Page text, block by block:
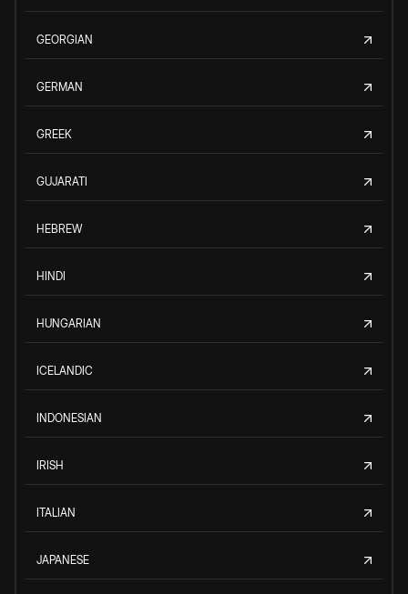
GEORGIAN
GERMAN
GREEK
GUJARATI
HEBREW
HINDI
HUNGARIAN
ICELANDIC
INDONESIAN
IRISH
ITALIAN
JAPANESE